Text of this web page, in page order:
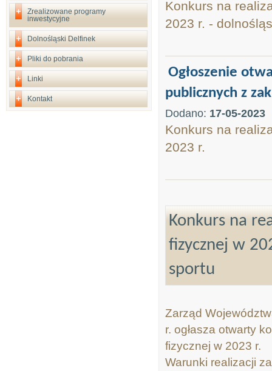
Zrealizowane programy
inwestycyjne
Dolnośląski Delfinek
Pliki do pobrania
Linki
Kontakt
Konkurs na
2023 r. -
Ogłoszenie
publicznych z
Dodano: 17-05-2023
Konkurs na
2023 r.
Konkurs na
fizycznej w
sportu
Zarząd
r. ogłasza otwarty
fizycznej w 2023 r.
Warunki realizacji